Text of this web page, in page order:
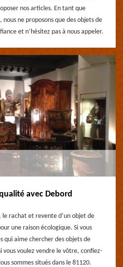
nos articles. En tant que
nous ne proposons que des objets de
et n’hésitez pas à nous appeler.
avec Debord
le rachat et revente d’un objet de
une raison écologique. Si vous
qui aime chercher des objets de
vous voulez vendre le vôtre, confiez-
sommes situés dans le 81120.